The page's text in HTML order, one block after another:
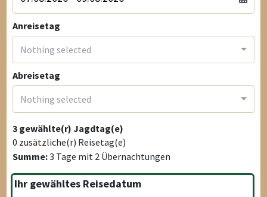
Anreisetag
Nothing selected
Abreisetag
Nothing selected
3 gewählte(r) Jagdtag(e)
0 zusätzliche(r) Reisetag(e)
Summe:3 Tage mit 2 Übernachtungen
Ihr gewähltes Reisedatum